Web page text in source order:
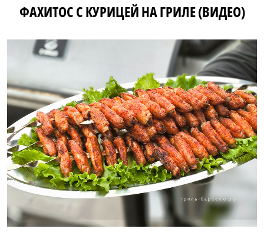
ФАХИТОС С КУРИЦЕЙ НА ГРИЛЕ (ВИДЕО)